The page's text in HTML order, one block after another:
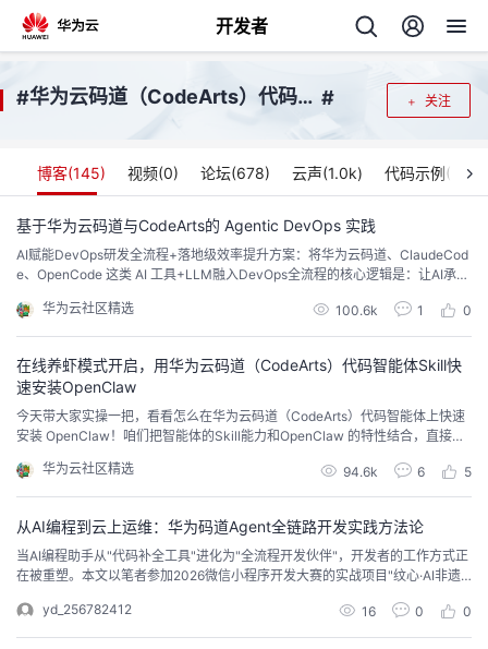
开发者
返
回
个
人
主
页
我
的
开
发
者
我
关注
# 华为云码道（CodeArts）代码智能体 #
博客(145) 视频(0) 论坛(678) 云声(1.0k) 代码示例(
基于华为云码道与CodeArts的 Agentic DevOps 实践
AI赋能DevOps研发全流程+落地级效率提升方案：将华为云码道、ClaudeCod
e、OpenCode 这类 AI 工具+LLM融入DevOps全流程的核心逻辑是：让AI承接
续深入探索。
华为云社区精选 100.6k 1 0
在线养虾模式开启，用华为云码道（CodeArts）代码智能体Skill快
速安装OpenClaw
今天带大家实操一把，看看怎么在华为云码道（CodeArts）代码智能体上快速
安装 OpenClaw！咱们把智能体的Skill能力和OpenClaw 的特性结合，直接给
华为云社区精选
94.6k 6 5
从AI编程到云上运维：华为码道Agent全链路开发实践方法论
当AI编程助手从"代码补全工具"进化为"全流程开发伙伴"，开发者的工作方式正
在被重塑。本文以笔者参加2026微信小程序开发大赛的实战项目"纹心·AI非遗
的使用方法论，并延伸至**华为云应用部署**与**AI Shell云上运维**两大环
节，形成"开发→部署→运维"三段式闭环工作流。
yd_256782412 16 0 0